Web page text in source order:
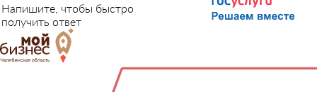
Напишите, чтобы быстро
получить ответ